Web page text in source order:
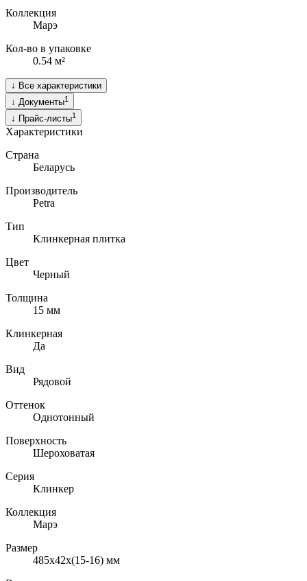
Коллекция
Марэ
Кол-во в упаковке
0.54 м²
↓ Все характеристики
↓ Документы1
↓ Прайс-листы1
Характеристики
Страна
Беларусь
Производитель
Petra
Тип
Клинкерная плитка
Цвет
Черный
Толщина
15 мм
Клинкерная
Да
Вид
Рядовой
Оттенок
Однотонный
Поверхность
Шероховатая
Серия
Клинкер
Коллекция
Марэ
Размер
485х42х(15-16) мм